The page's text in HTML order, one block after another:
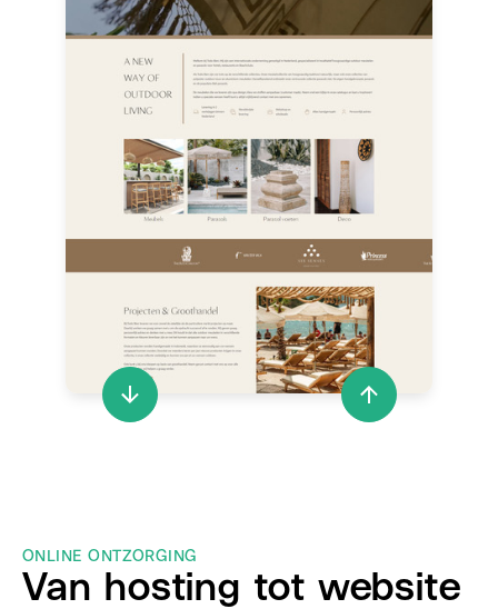
ONLINE ONTZORGING
Van hosting tot website